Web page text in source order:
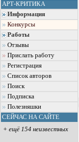
АРТ-КРИТИКА
Информация
Конкурсы
Работы
Отзывы
Прислать работу
Регистрация
Список авторов
Поиск
Подписка
Полезняшки
СЕЙЧАС НА САЙТЕ
+ ещё 154 неизвестных